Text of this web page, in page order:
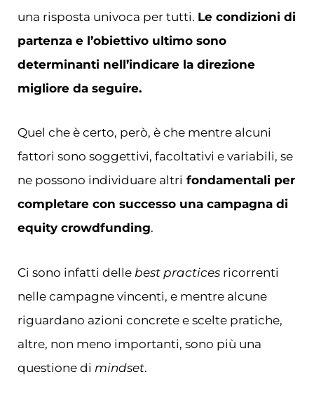
una risposta univoca per tutti. Le condizioni di
partenza e l’obiettivo ultimo sono
determinanti nell’indicare la direzione
migliore da seguire.
Quel che è certo, però, è che mentre alcuni
fattori sono soggettivi, facoltativi e variabili, se
ne possono individuare altri fondamentali per
completare con successo una campagna di
equity crowdfunding.
Ci sono infatti delle best practices ricorrenti
nelle campagne vincenti, e mentre alcune
riguardano azioni concrete e scelte pratiche,
altre, non meno importanti, sono più una
questione di mindset.